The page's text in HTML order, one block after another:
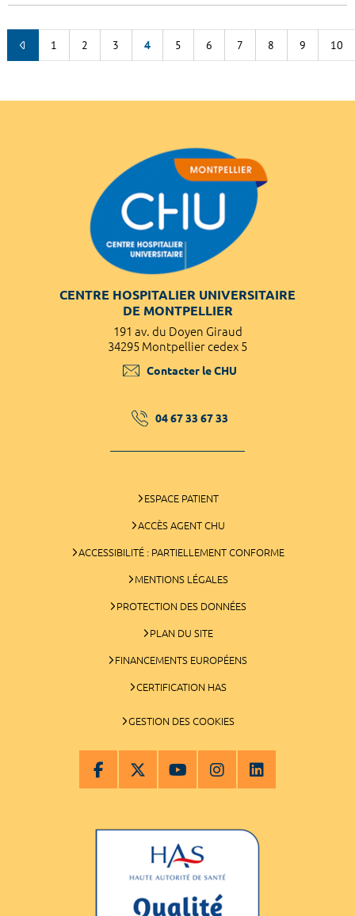
1 2 3 4 5 6 7 8 9 10
CENTRE HOSPITALIER UNIVERSITAIRE
DE MONTPELLIER
191 av. du Doyen Giraud
34295 Montpellier cedex 5
Contacter le CHU
04 67 33 67 33
ESPACE PATIENT
ACCÈS AGENT CHU
ACCESSIBILITÉ : PARTIELLEMENT CONFORME
MENTIONS LÉGALES
PROTECTION DES DONNÉES
PLAN DU SITE
FINANCEMENTS EUROPÉENS
CERTIFICATION HAS
GESTION DES COOKIES